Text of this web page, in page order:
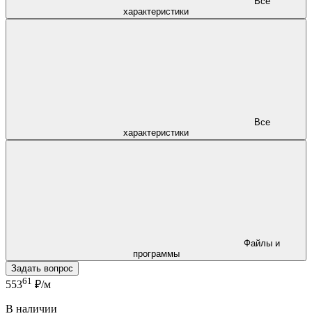
характеристики
характеристики
программы
Задать вопрос
55361 ₽/м
В наличии